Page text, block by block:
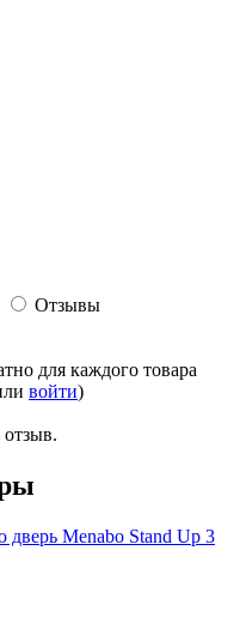
Отзывы
для каждого товара
войти)
отзыв.